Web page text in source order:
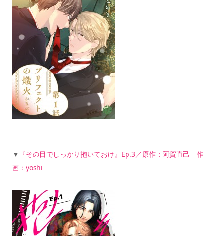
▼ 『その目でしっかり抱いておけ』Ep.3／原作：阿賀直己 作
画：yoshi